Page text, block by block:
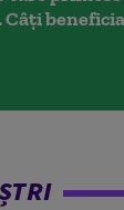
Câți